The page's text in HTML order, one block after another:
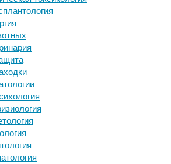
,
, мог быть намного ниже,
для мозга превратит
в звук
постепенно учатся
в мире
зеленый чай
за новостями